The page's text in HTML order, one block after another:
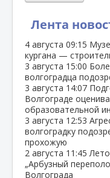
Лента
4 августа 09:15
кургана —
3 августа 15:00
волгоградца
3 августа 14:07
Волгограде
образовательной
3 августа 12:53
волгоградку
прохожую
2 августа 11:45
„Арбузный
Волгограда